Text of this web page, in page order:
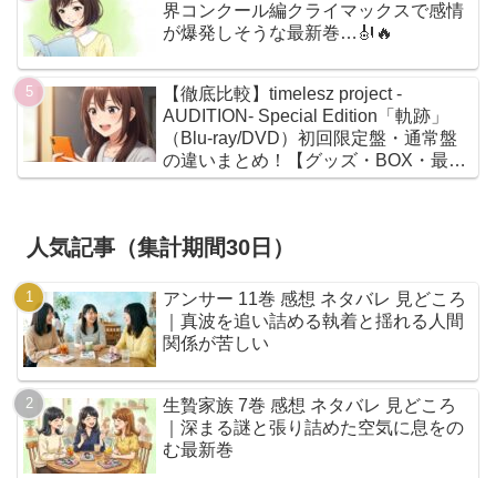
界コンクール編クライマックスで感情
が爆発しそうな最新巻…🎻🔥
【徹底比較】timelesz project -
AUDITION- Special Edition「軌跡」
（Blu-ray/DVD）初回限定盤・通常盤
の違いまとめ！【グッズ・BOX・最安
値】
人気記事（集計期間30日）
アンサー 11巻 感想 ネタバレ 見どころ
｜真波を追い詰める執着と揺れる人間
関係が苦しい
生贄家族 7巻 感想 ネタバレ 見どころ
｜深まる謎と張り詰めた空気に息をの
む最新巻